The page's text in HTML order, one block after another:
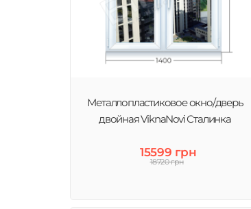
Металлопластиковое окно/дверь
двойная ViknaNovi Сталинка
15599 грн
18720 грн